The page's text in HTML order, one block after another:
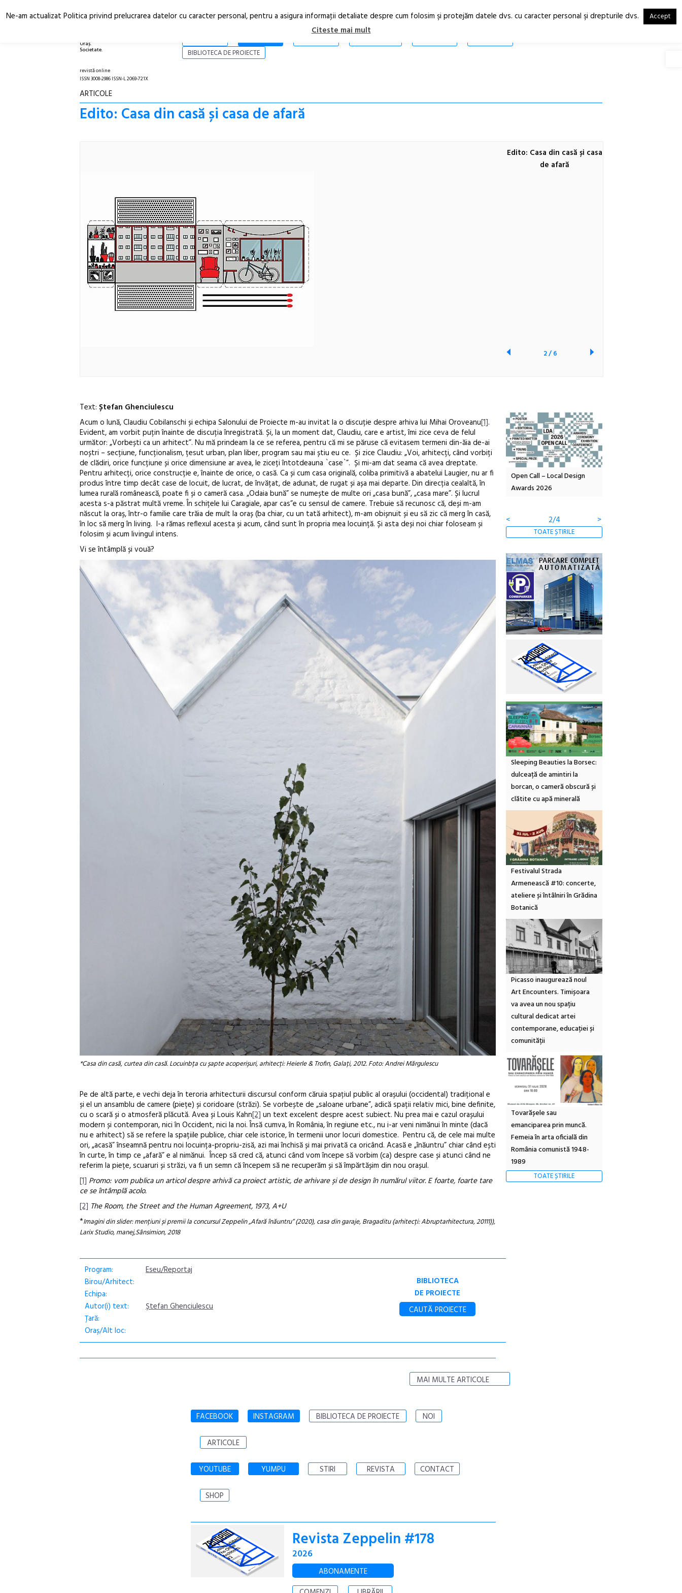
Oraș.
Societate.
RO
EN
ARTICOLE
BIBLIOTECA DE PROIECTE
revistă online
ISSN 3008-2986 ISSN-L 2069-721X
ARTICOLE
Edito: Casa din casă și casa de afară
Edito: Casa din casă și casa
de afară
2/6
Text: Ștefan Ghenciulescu
Acum o lună, Claudiu Cobilanschi și echipa Salonului de Proiecte m-au invitat la o discuție despre arhiva lui Mihai Oroveanu[1].
Evident, am vorbit puțin înainte de discuția înregistrată. Și, la un moment dat, Claudiu, care e artist, îmi zice ceva de felul
următor: „Vorbești ca un arhitect”. Nu mă prindeam la ce se referea, pentru că mi se păruse că evitasem termeni din-ăia de-ai
noștri – secțiune, funcționalism, țesut urban, plan liber, program sau mai știu eu ce. Și zice Claudiu: „Voi, arhitecți, când vorbiți
de clădiri, orice funcțiune și orice dimensiune ar avea, le ziceți întotdeauna `case`”. Și mi-am dat seama că avea dreptate.
Pentru arhitecți, orice construcție e, înainte de orice, o casă. Ca și cum casa originală, coliba primitivă a abatelui Laugier, nu ar fi
produs între timp decât case de locuit, de lucrat, de învățat, de adunat, de rugat și așa mai departe. Din direcția cealaltă, în
lumea rurală românească, poate fi și o cameră casa. „Odaia bună” se numește de multe ori „casa bună”, „casa mare”. Și lucrul
acesta s-a păstrat multă vreme. În schițele lui Caragiale, apar cas”e cu sensul de camere. Trebuie să recunosc că, deși m-am
născut la oraș, într-o familie care trăia de mult la oraș (ba chiar, cu un tată arhitect), m-am obișnuit și eu să zic că merg în casă,
în loc să merg în living. I-a rămas reflexul acesta și acum, când sunt în propria mea locuință. Și asta deși noi chiar foloseam și
folosim și acum livingul intens.
Vi se întâmplă și vouă?
*Casa din casă, curtea din casă. Locuinbța cu șapte acoperișuri, arhitecți: Heierle & Trofin, Galați, 2012. Foto: Andrei Mărgulescu
Pe de altă parte, e vechi deja în teroria arhitecturii discursul conform căruia spațiul public al orașului (occidental) tradițional e
și el un ansamblu de camere (piețe) și coridoare (străzi). Se vorbește de „saloane urbane”, adică spații relativ mici, bine definite,
cu o scară și o atmosferă plăcută. Avea și Louis Kahn[2] un text excelent despre acest subiect. Nu prea mai e cazul orașului
modern și contemporan, nici în Occident, nici la noi. Însă cumva, în România, în regiune etc., nu i-ar veni nimănui în minte (dacă
nu e arhitect) să se refere la spațiile publice, chiar cele istorice, în termenii unor locuri domestice. Pentru că, de cele mai multe
ori, „acasă” înseamnă pentru noi locuința-propriu-zisă, azi mai închisă și mai privată ca oricând. Acasă e „înăuntru” chiar când ești
în curte, în timp ce „afară” e al nimănui. Încep să cred că, atunci când vom începe să vorbim (ca) despre case și atunci când ne
referim la piețe, scuaruri și străzi, va fi un semn că începem să ne recuperăm și să împărtășim din nou orașul.
[1] Promo: vom publica un articol despre arhivă ca proiect artistic, de arhivare și de design în numărul viitor. E foarte, foarte tare
ce se întâmplă acolo.
[2] The Room, the Street and the Human Agreement, 1973, A+U
*Imagini din slider: mențiuni și premii la concursul Zeppelin „Afară înăuntru” (2020), casa din garaje, Bragaditu (arhitecți: Abruptarhitectura, 20111)),
Larix Studio, manej,Sânsimion, 2018
Program:
Eseu/Reportaj
Birou/Arhitect:
Echipa:
Autor(i) text:
Ștefan Ghenciulescu
Țară:
Oraș/Alt loc:
BIBLIOTECA
DE PROIECTE
CAUTĂ PROIECTE
MAI MULTE ARTICOLE
În curând: POELANDA – parc
de poezie și co-creație
Open Call – Local Design
Awards 2026
<
2/4 >
TOATE ȘTIRILE
Sleeping Beauties la Borsec:
dulceață de amintiri la
borcan, o cameră obscură și
clătite cu apă minerală
Festivalul Strada
Armenească #10: concerte,
ateliere și întâlniri în Grădina
Botanică
Picasso inaugurează noul
Art Encounters. Timișoara
va avea un nou spațiu
cultural dedicat artei
contemporane, educației și
comunității
Tovarășele sau
emanciparea prin muncă.
Femeia în arta oficială din
România comunistă 1948-
1989
TOATE ȘTIRILE
FACEBOOK INSTAGRAM BIBLIOTECA DE PROIECTE NOI
ARTICOLE
YOUTUBE YUMPU STIRI REVISTA CONTACT
SHOP
Revista Zeppelin #178
2026
ABONAMENTE
Ne-am actualizat Politica privind prelucrarea datelor cu caracter personal, pentru a asigura informaţii detaliate despre cum folosim şi protejăm datele dvs. cu caracter personal şi drepturile dvs. Accept
Citeste mai mult